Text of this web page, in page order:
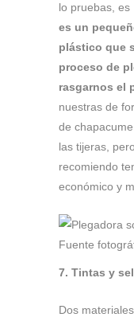
lo pruebas, es
es un
plástico que
proceso de
rasgarnos el
nuestras de
de
las tijeras,
recomiendo
económico y
Fuente
7. Tintas y
Dos